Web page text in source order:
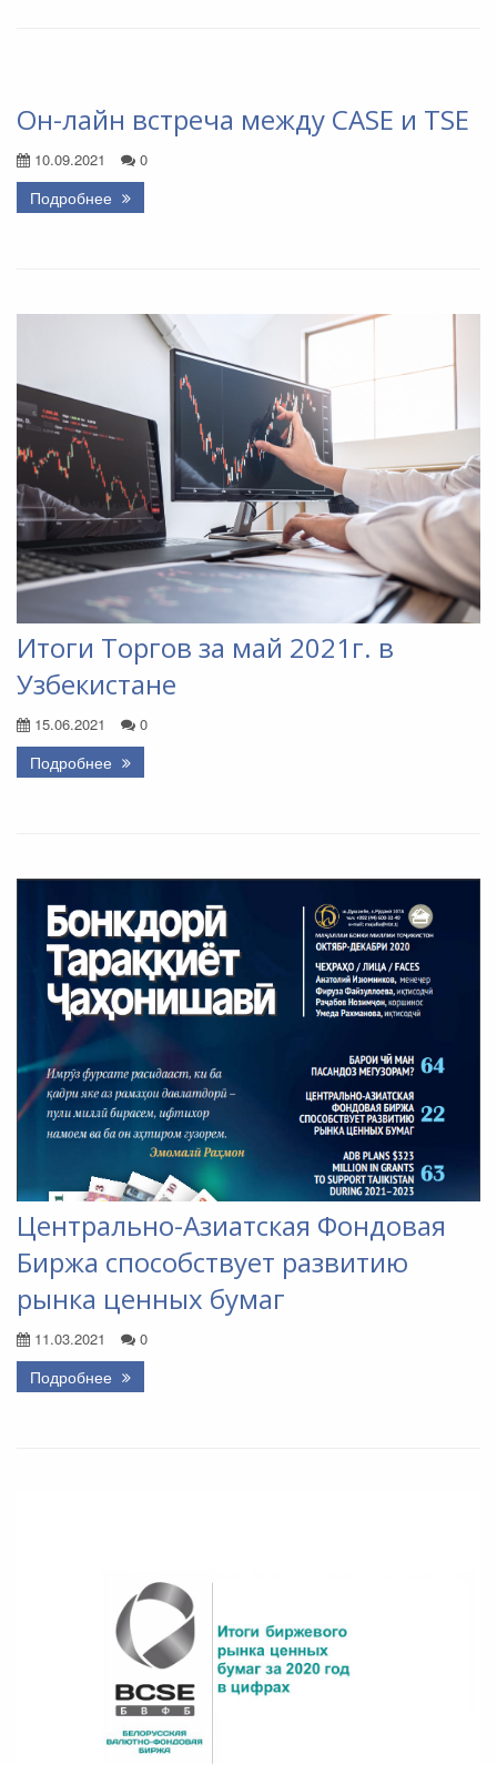
Он-лайн встреча между CASE и TSE
10.09.2021 0
Подробнее
Итоги Торгов за май 2021г. в
Узбекистане
15.06.2021 0
Подробнее
Центрально-Азиатская Фондовая
Биржа способствует развитию
рынка ценных бумаг
11.03.2021 0
Подробнее